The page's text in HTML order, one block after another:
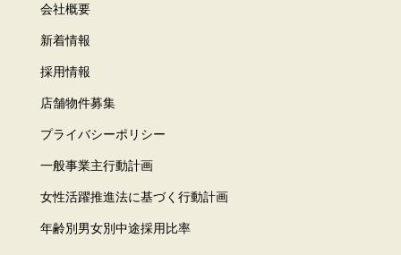
会社概要
新着情報
採用情報
店舗物件募集
プライバシーポリシー
一般事業主行動計画
女性活躍推進法に基づく行動計画
年齢別男女別中途採用比率